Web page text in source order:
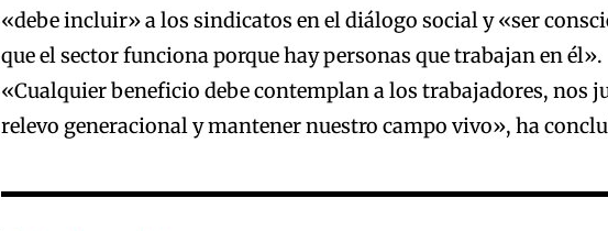
«debe incluir» a los sindicatos en el diálogo social y «ser
que el sector funciona porque hay personas que trabajan en él».
«Cualquier beneficio debe contemplan a los trabajadores, nos
relevo generacional y mantener nuestro campo vivo», ha